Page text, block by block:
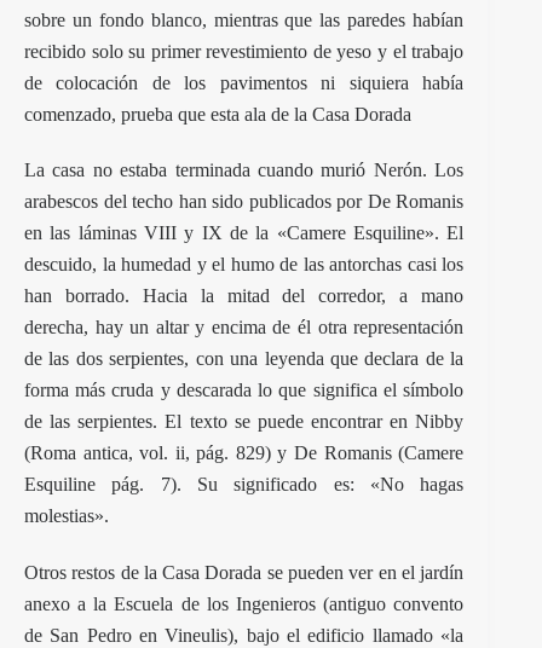
sobre un fondo blanco, mientras que las paredes habían
recibido solo su primer revestimiento de yeso y el trabajo
de colocación de los pavimentos ni siquiera había
comenzado, prueba que esta ala de la Casa Dorada
La casa no estaba terminada cuando murió Nerón. Los
arabescos del techo han sido publicados por De Romanis
en las láminas VIII y IX de la «Camere Esquiline». El
descuido, la humedad y el humo de las antorchas casi los
han borrado. Hacia la mitad del corredor, a mano
derecha, hay un altar y encima de él otra representación
de las dos serpientes, con una leyenda que declara de la
forma más cruda y descarada lo que significa el símbolo
de las serpientes. El texto se puede encontrar en Nibby
(Roma antica, vol. ii, pág. 829) y De Romanis (Camere
Esquiline pág. 7). Su significado es: «No hagas
molestias».
Otros restos de la Casa Dorada se pueden ver en el jardín
anexo a la Escuela de los Ingenieros (antiguo convento
de San Pedro en Vineulis), bajo el edificio llamado «la